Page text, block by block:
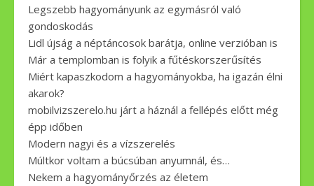
Legszebb hagyományunk az egymásról való
gondoskodás
Lidl újság a néptáncosok barátja, online verzióban is
Már a templomban is folyik a fűtéskorszerűsítés
Miért kapaszkodom a hagyományokba, ha igazán élni
akarok?
mobilvizszerelo.hu járt a háznál a fellépés előtt még
épp időben
Modern nagyi és a vízszerelés
Múltkor voltam a búcsúban anyumnál, és…
Nekem a hagyományőrzés az életem